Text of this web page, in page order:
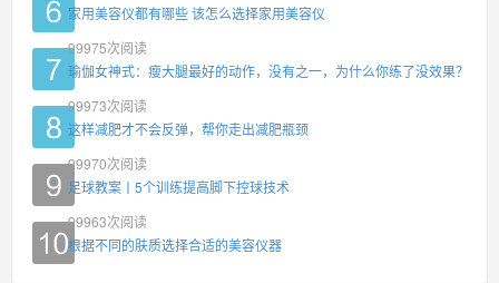
家用美容仪都有哪些 该怎么选择家用美容仪
99975次阅读
瑜伽女神式：瘦大腿最好的动作，没有之一，为什么你练了没效果？
99973次阅读
这样减肥才不会反弹，帮你走出减肥瓶颈
99970次阅读
足球教案丨5个训练提高脚下控球技术
99963次阅读
根据不同的肤质选择合适的美容仪器